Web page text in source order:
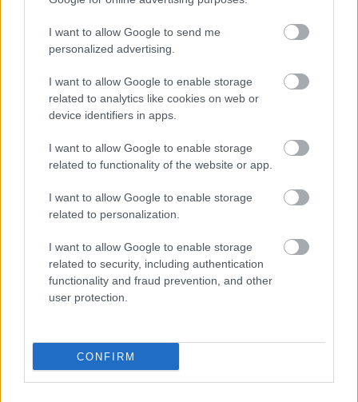
I want to allow Google to send me
personalized advertising.
I want to allow Google to enable storage
related to analytics like cookies on web or
device identifiers in apps.
I want to allow Google to enable storage
related to functionality of the website or app.
I want to allow Google to enable storage
related to personalization.
I want to allow Google to enable storage
related to security, including authentication
functionality and fraud prevention, and other
user protection.
CONFIRM
a ManUtdFanatics.hu működését!
FRED ÜZENETE ANDREY
SANTOSNAK